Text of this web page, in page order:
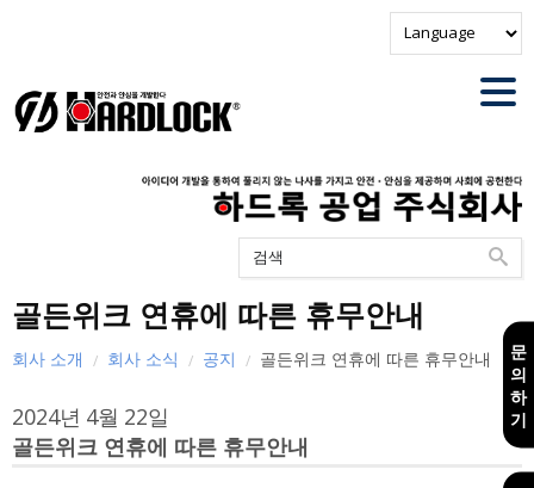
문
의
하
기
골든위크 연휴에 따른 휴무안내
회사 소개 회사 소식 공지 골든위크 연휴에 따른 휴무안내
2024년 4월 22일
골든위크 연휴에 따른 휴무안내